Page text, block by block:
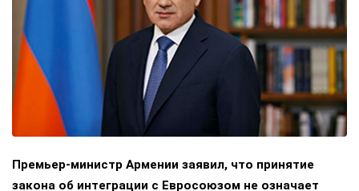
Премьер-министр Армении заявил, что принятие
закона об интеграции с Евросоюзом не означает